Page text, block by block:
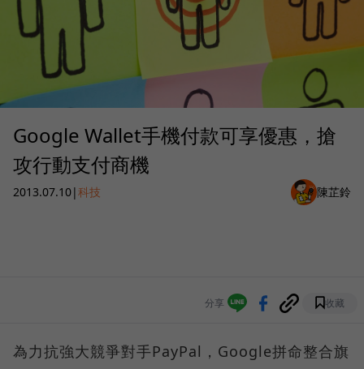
Google Wallet手機付款可享優惠，搶
攻行動支付商機
2013.07.10|科技 陳芷鈴
分享 收藏
為力抗強大競爭對手PayPal，Google拼命整合旗